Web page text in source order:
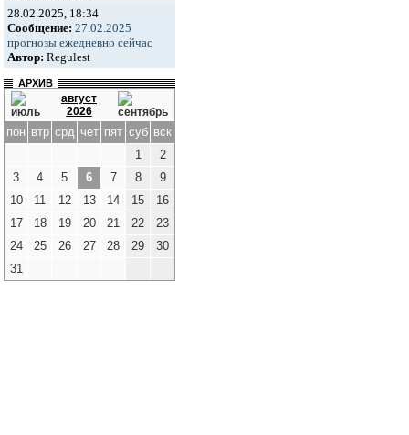
28.02.2025, 18:34
Сообщение: 27.02.2025
прогнозы ежедневно сейчас
Автор: Regulest
АРХИВ
август
2026
пон втр срд чет пят суб вск
1
2
3
4 5 6 7 8
9
10
11 12 13 14 15
16
17
18 19 20 21 22
23
24
25 26 27 28 29
30
31